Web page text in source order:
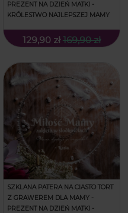
PREZENT NA DZIEŃ MATKI -
KRÓLESTWO NAJLEPSZEJ MAMY
129,90 zł 169,90 zł
SZKLANA PATERA NA CIASTO TORT
Z GRAWEREM DLA MAMY -
PREZENT NA DZIEŃ MATKI -